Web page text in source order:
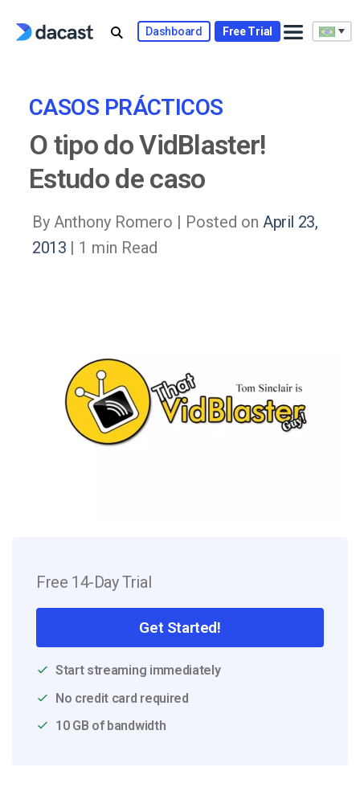
Dashboard Free Trial
CASOS PRÁCTICOS
O tipo do VidBlaster!
Estudo de caso
By Anthony Romero | Posted on April 23,
2013 | 1 min Read
Free 14-Day Trial
Get Started!
Start streaming immediately
No credit card required
10 GB of bandwidth